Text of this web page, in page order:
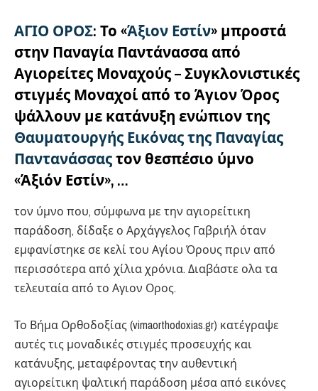
ΑΓΙΟ ΟΡΟΣ: Το «Άξιον Εστίν» μπροστά
στην Παναγία Παντάνασσα από
Αγιορείτες Μοναχούς – Συγκλονιστικές
στιγμές Μοναχοί από το Άγιον Όρος
ψάλλουν με κατάνυξη ενώπιον της
Θαυματουργής Εικόνας της Παναγίας
Παντανάσσαςτον θεσπέσιο ύμνο
«Άξιόν Εστίν», …
τον ύμνο που, σύμφωνα με την αγιορείτικη
παράδοση, δίδαξε ο Αρχάγγελος Γαβριήλ όταν
εμφανίστηκε σε κελί του Αγίου Όρους πριν από
περισσότερα από χίλια χρόνια. Διαβάστε ολα τα
τελευταία από το Αγιον Ορος.
Το Βήμα Ορθοδοξίας (vimaorthodoxias.gr) κατέγραψε
αυτές τις μοναδικές στιγμές προσευχής και
κατάνυξης, μεταφέροντας την αυθεντική
αγιορείτικη ψαλτική παράδοση μέσα από εικόνες